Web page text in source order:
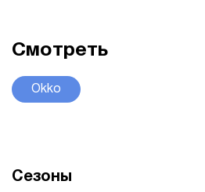
Смотреть
Okko
Сезоны